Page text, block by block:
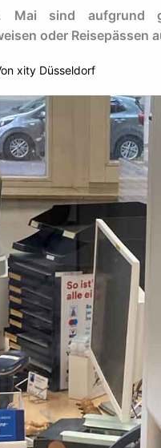
Mai sind aufgrund
oder
xity Düsseldorf